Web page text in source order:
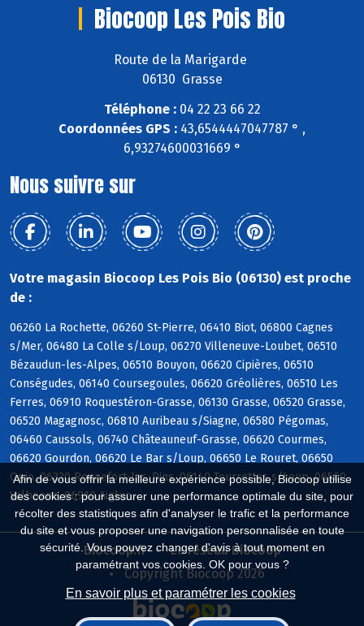
Afin de vous offrir la meilleure expérience possible, Biocoop utilise
des cookies : pour assurer une performance optimale du site, pour
récolter des statistiques afin d'analyser le trafic et la performance
du site et vous proposer une navigation personnalisée en toute
sécurité. Vous pouvez changer d'avis à tout moment en
paramétrant vos cookies. OK pour vous ?
En savoir plus et paramétrer les cookies
Biocoop Les Pois Bio
Route de la Marigarde
06130 Grasse
Téléphone :04 22 23 66 22
Coordonnées GPS : 43,6544447047787 ° ,
6,93274600031669 °
Nous suivre sur
Votre magasin Biocoop Les Pois Bio (06130) est proche
de :
06260 La Rochette, 06260 St-Pierre, 06410 Biot, 06800 Cagnes
s/Mer, 06480 La Colle s/Loup, 06270 Villeneuve-Loubet, 06510
Bézaudun-les-Alpes, 06510 Bouyon, 06620 Cipières, 06510
Conségudes, 06140 Coursegoules, 06620 Gréolières, 06510 Les
Ferres, 06910 Roquestéron-Grasse, 06130 Grasse, 06520 Grasse,
06520 Magagnosc, 06810 Auribeau s/Siagne, 06580 Pégomas,
06460 Caussols, 06740 Châteauneuf-Grasse, 06620 Courmes,
06620 Gourdon, 06620 Le Bar s/Loup, 06650 Le Rouret, 06650
Opio, 06330 Roquefort-les-Pins, 06140 Tourrettes s/Loup, 06560
Valbonne, 06910 Aiglun
Biocoop.fr
Le réseau Biocoop
Copyright Biocoop 2026